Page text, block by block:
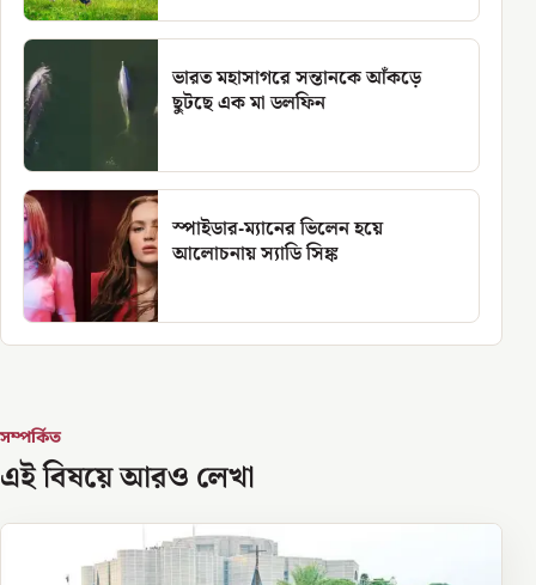
ভারত মহাসাগরে সন্তানকে আঁকড়ে
ছুটছে এক মা ডলফিন
স্পাইডার-ম্যানের ভিলেন হয়ে
আলোচনায় স্যাডি সিঙ্ক
সম্পর্কিত
এই বিষয়ে আরও লেখা